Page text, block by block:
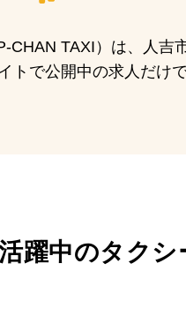
CHAN TAXI）は、人吉
トで公開中の求人だけ
躍中のタク